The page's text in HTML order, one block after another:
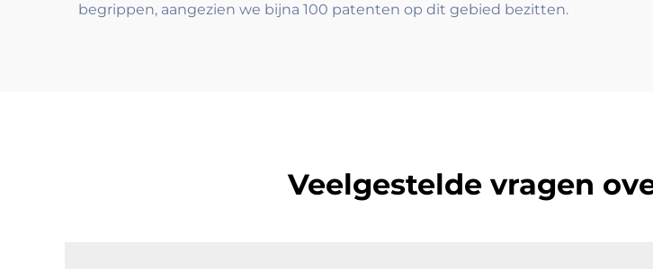
begrippen, aangezien we bijna 100 patenten op dit gebied bezitten.
Veelgestelde vragen